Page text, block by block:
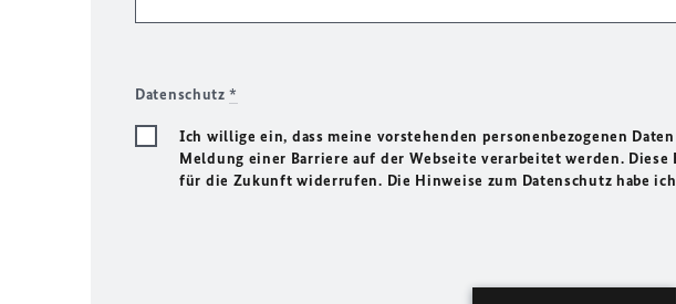
Datenschutz*
Ich willige ein, dass meine vorstehenden personenbezogenen
Meldung einer Barriere auf der Webseite verarbeitet werden.
für die Zukunft widerrufen. Die Hinweise zum Datenschutz habe